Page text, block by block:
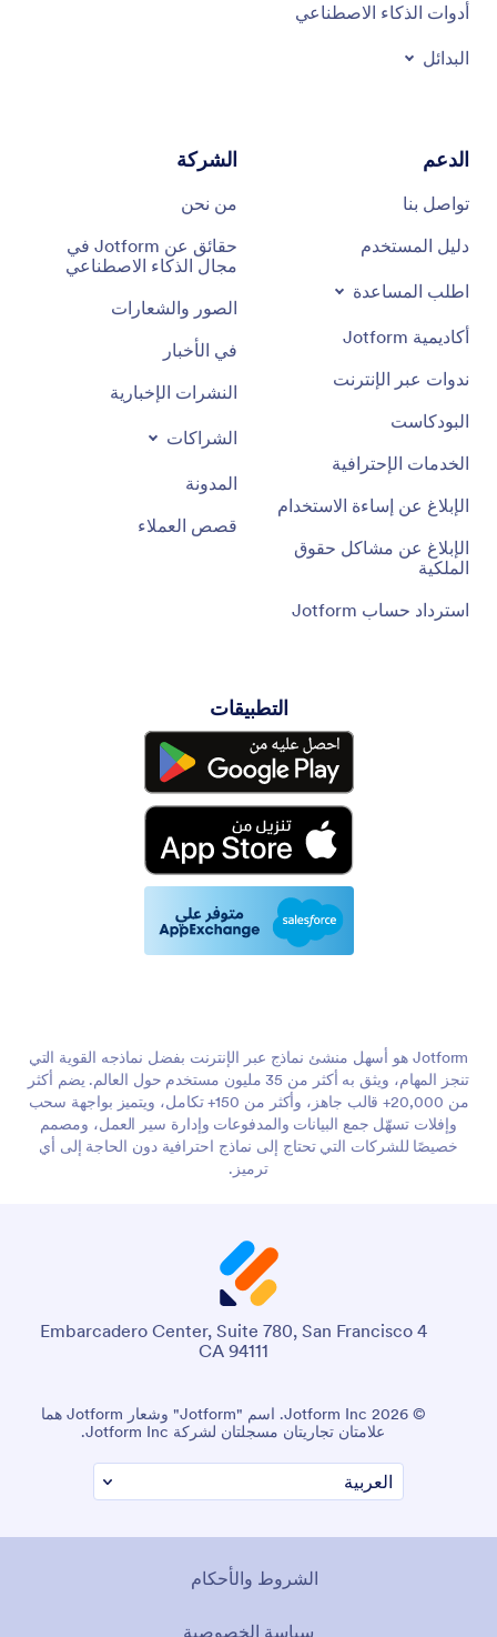
أدوات الذكاء الاصطناعي
البدائل
الدعم
تواصل بنا
دليل المستخدم
اطلب المساعدة
أكاديمية Jotform
ندوات عبر الإنترنت
البودكاست
الخدمات الإحترافية
الإبلاغ عن إساءة الاستخدام
الإبلاغ عن مشاكل حقوق
الملكية
استرداد حساب Jotform
الشركة
من نحن
حقائق عن Jotform في
مجال الذكاء الاصطناعي
الصور والشعارات
في الأخبار
النشرات الإخبارية
الشراكات
المدونة
قصص العملاء
التطبيقات
Jotform هو أسهل منشئ نماذج عبر الإنترنت بفضل نماذجه القوية التي
تنجز المهام، ويثق به أكثر من 35 مليون مستخدم حول العالم. يضم أكثر
من 20,000+ قالب جاهز، وأكثر من 150+ تكامل، ويتميز بواجهة سحب
وإفلات تسهّل جمع البيانات والمدفوعات وإدارة سير العمل، ومصمم
خصيصًا للشركات التي تحتاج إلى نماذج احترافية دون الحاجة إلى أي
ترميز.
4 Embarcadero Center, Suite 780, San Francisco
CA 94111
© 2026 Jotform Inc. اسم "Jotform" وشعار Jotform هما
علامتان تجاريتان مسجلتان لشركة Jotform Inc.
الشروط والأحكام
سياسة الخصوصية